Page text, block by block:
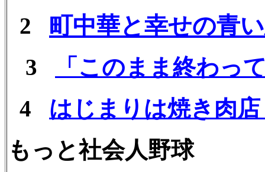
2
町中華と幸せの青
3
「このまま終わっ
4 はじまりは焼き肉
もっと社会人野球